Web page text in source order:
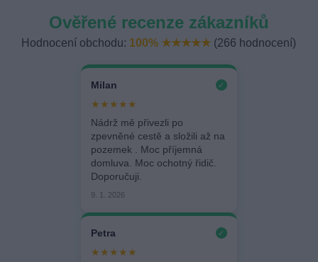
Ověřené recenze zákazníků
Hodnocení obchodu: 100% ★★★★★ (266 hodnocení)
Milan ✓
★★★★★
Nádrž mě přivezli po
zpevněné cestě a složili až na
pozemek . Moc příjemná
domluva. Moc ochotný řidič.
Doporučuji.
9. 1. 2026
Petra ✓
★★★★★